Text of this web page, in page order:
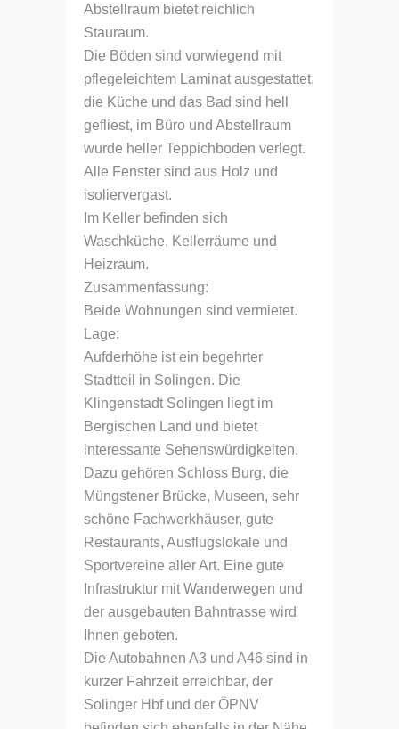
Abstellraum bietet reichlich
Stauraum.
Die Böden sind vorwiegend mit
pflegeleichtem Laminat ausgestattet,
die Küche und das Bad sind hell
gefliest, im Büro und Abstellraum
wurde heller Teppichboden verlegt.
Alle Fenster sind aus Holz und
isoliervergast.
Im Keller befinden sich
Waschküche, Kellerräume und
Heizraum.
Zusammenfassung:
Beide Wohnungen sind vermietet.
Lage:
Aufderhöhe ist ein begehrter
Stadtteil in Solingen. Die
Klingenstadt Solingen liegt im
Bergischen Land und bietet
interessante Sehenswürdigkeiten.
Dazu gehören Schloss Burg, die
Müngstener Brücke, Museen, sehr
schöne Fachwerkhäuser, gute
Restaurants, Ausflugslokale und
Sportvereine aller Art. Eine gute
Infrastruktur mit Wanderwegen und
der ausgebauten Bahntrasse wird
Ihnen geboten.
Die Autobahnen A3 und A46 sind in
kurzer Fahrzeit erreichbar, der
Solinger Hbf und der ÖPNV